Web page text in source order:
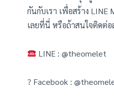
กันกับเรา เพื่อสร้าง
เลยที่นี่ หรือถ้าสนใจติดต่อ
LINE : @theomelet
? Facebook :